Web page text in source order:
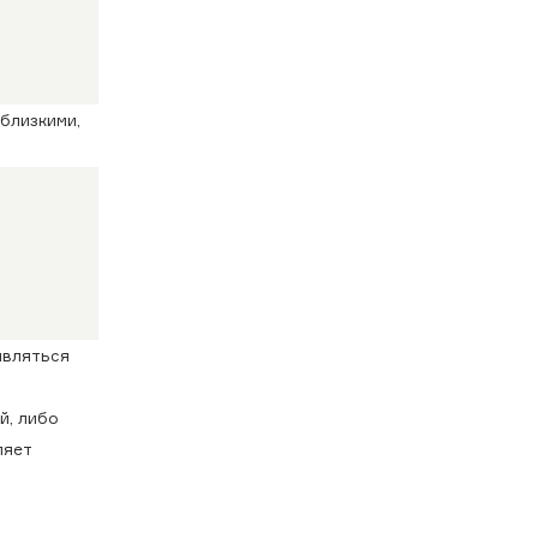
либо